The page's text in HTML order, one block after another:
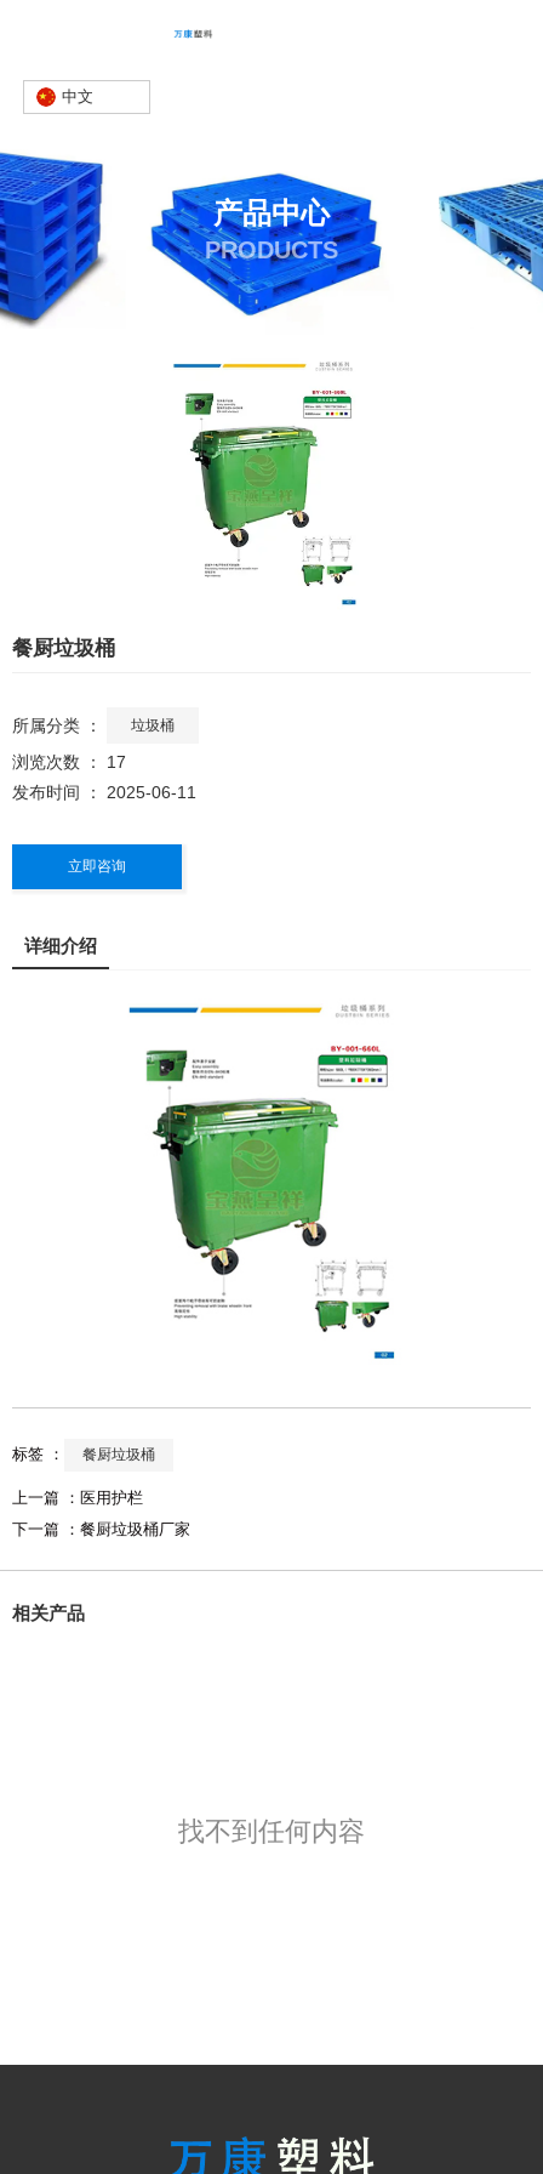
中文
产品中心
PRODUCTS
首页 - 产品 -
餐厨垃圾桶
所属分类 ： 垃圾桶
浏览次数 ： 17
发布时间 ： 2025-06-11
立即咨询
详细介绍
标签 ： 餐厨垃圾桶
上一篇 ： 医用护栏
下一篇 ： 餐厨垃圾桶厂家
相关产品
找不到任何内容